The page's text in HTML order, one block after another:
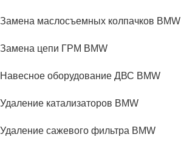
Замена маслосъемных колпачков BMW
Замена цепи ГРМ BMW
Навесное оборудование ДВС BMW
Удаление катализаторов BMW
Удаление сажевого фильтра BMW